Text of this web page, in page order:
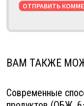
ВАМ ТАКЖЕ
Современные